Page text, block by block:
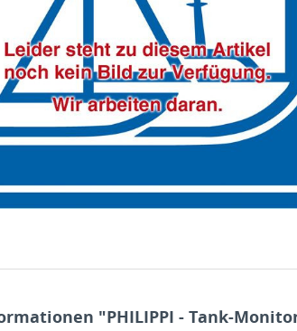
"PHILIPPI - Tank-Monitor